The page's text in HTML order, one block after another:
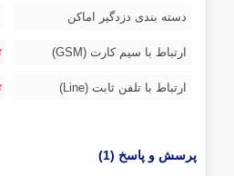
دسته بندی دزدگیر اماکن
ارتباط با سیم کارت (GSM)
ارتباط با تلفن ثابت (Line)
پرسش و پاسخ (1)